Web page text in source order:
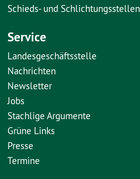
Schieds- und Schlichtungsstellen
Service
Landesgeschäftsstelle
Nachrichten
Newsletter
Jobs
Stachlige Argumente
Grüne Links
Presse
Termine